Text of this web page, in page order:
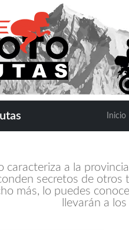
Inicio
caracteriza a la
secretos de otros
más, lo puedes
llevarán a